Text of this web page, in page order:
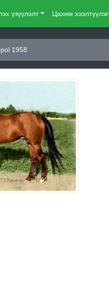
үзүүлэлт Цахим хээлтүүлэг
1958